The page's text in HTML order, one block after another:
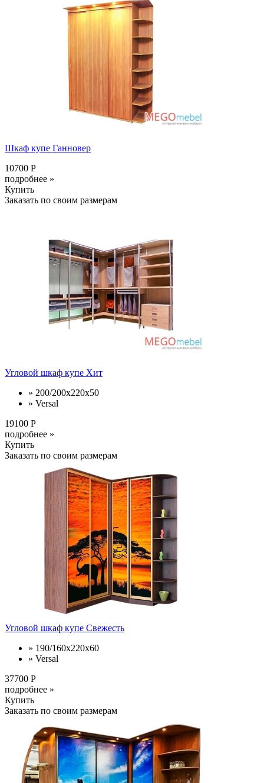
Шкаф купе Ганновер
10700 Р
подробнее »
Купить
Заказать по своим размерам
Угловой шкаф купе Хит
» 200/200х220х50
» Versal
19100 Р
подробнее »
Купить
Заказать по своим размерам
Угловой шкаф купе Свежесть
» 190/160x220x60
» Versal
37700 Р
подробнее »
Купить
Заказать по своим размерам